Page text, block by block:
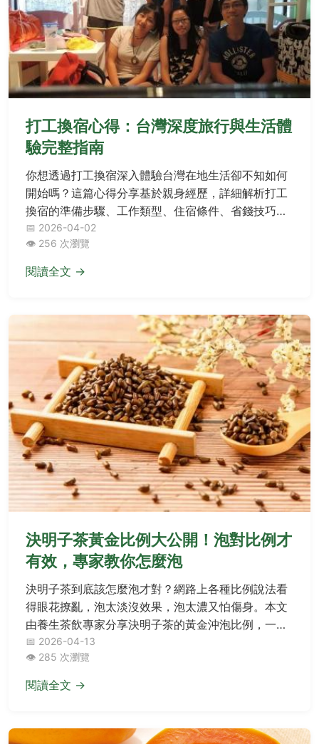
打工換宿心得：台灣深度旅行與生活體
驗完整指南
你想透過打工換宿深入體驗台灣在地生活卻不知如何
開始嗎？這篇心得分享基於親身經歷，詳細解析打工
換宿的準備步驟、工作類型、住宿條件、省錢技巧與
常見陷阱，並提供實用建議如溝通策略與文化適應，
幫助你規劃一趟既豐富又安全的旅程。
📅 2026-04-02
👁️ 256 次瀏覽
閱讀全文 →
決明子茶黃金比例大公開！泡對比例才
有效，專家教你怎麼泡
決明子茶到底該怎麼泡才對？網路上各種比例說法看
得眼花撩亂，泡太淡沒效果，泡太濃又怕傷身。本文
由養生茶飲專家分享決明子茶的黃金沖泡比例，一次
搞懂不同體質與目的的完美配方，並破解常見迷思，
讓你安心享受決明子帶來的好處。
📅 2026-04-13
👁️ 285 次瀏覽
閱讀全文 →